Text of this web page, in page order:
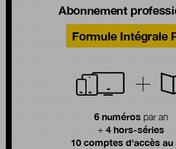
Abonnement
Formule Intégrale
6 numéros par an
+ 4 hors-séries
10 comptes d'accès au